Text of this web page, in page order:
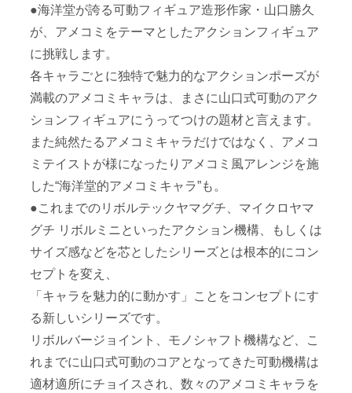
●海洋堂が誇る可動フィギュア造形作家・山口勝久
が、アメコミをテーマとしたアクションフィギュア
に挑戦します。
各キャラごとに独特で魅力的なアクションポーズが
満載のアメコミキャラは、まさに山口式可動のアク
ションフィギュアにうってつけの題材と言えます。
また純然たるアメコミキャラだけではなく、アメコ
ミテイストが様になったりアメコミ風アレンジを施
した“海洋堂的アメコミキャラ”も。
●これまでのリボルテックヤマグチ、マイクロヤマ
グチ リボルミニといったアクション機構、もしくは
サイズ感などを芯としたシリーズとは根本的にコン
セプトを変え、
「キャラを魅力的に動かす」ことをコンセプトにす
る新しいシリーズです。
リボルバージョイント、モノシャフト機構など、こ
れまでに山口式可動のコアとなってきた可動機構は
適材適所にチョイスされ、数々のアメコミキャラを